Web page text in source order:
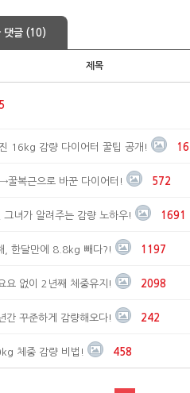
댓글 (10)
제목
5
16kg 감량 다이어터 꿀팁 공개!
꿀복근으로 바꾼 다이어터! 572
녀가 알려주는 감량 노하우! 1691
, 한달만에 8.8kg 빼다?! 1197
없이 2년째 체중유지! 2098
꾸준하게 감량해오다! 242
체중 감량 비법! 458